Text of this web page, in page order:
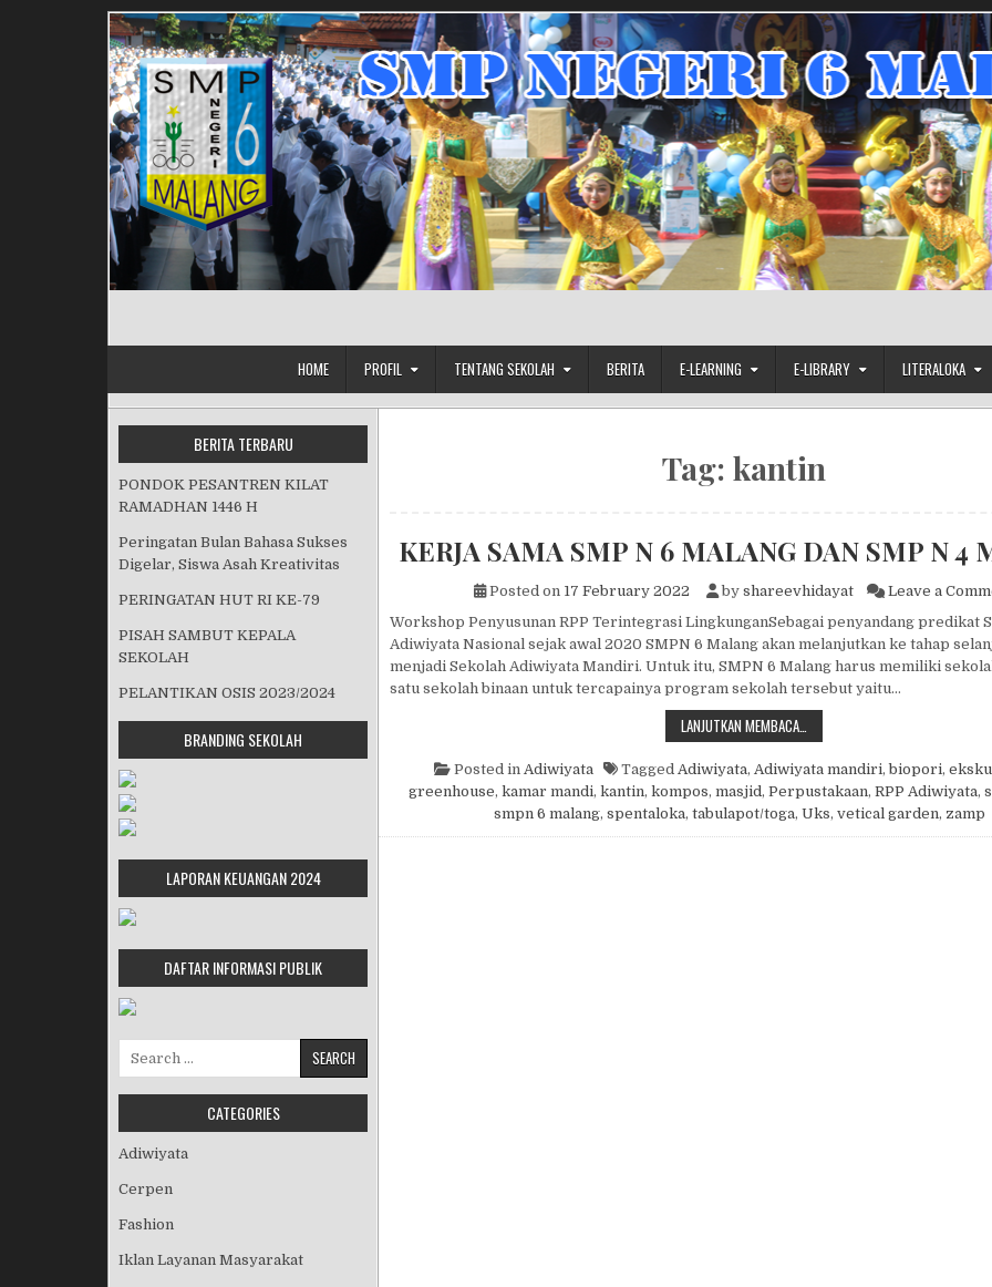
HOME PROFIL TENTANG SEKOLAH BERITA E-LEARNING E-LIBRARY LITERALOKA
Tag: kantin
KERJA SAMA SMP N 6 MALANG DAN SMP N 4
Posted on 17 February 2022 by shareevhidayat Leave a
Workshop Penyusunan RPP Terintegrasi LingkunganSebagai penyandang predikat
Adiwiyata Nasional sejak awal 2020 SMPN 6 Malang akan melanjutkan ke tahap
menjadi Sekolah Adiwiyata Mandiri. Untuk itu, SMPN 6 Malang harus memiliki
satu sekolah binaan untuk tercapainya program sekolah tersebut yaitu…
LANJUTKAN MEMBACA…
Posted in Adiwiyata Tagged Adiwiyata, Adiwiyata mandiri,biopori,
greenhouse, kamar mandi, kantin, kompos, masjid, Perpustakaan, RPP Adiwiyata,
smpn 6 malang, spentaloka, tabulapot/toga, Uks, vetical garden, zamp
BERITA TERBARU
PONDOK PESANTREN KILAT
RAMADHAN 1446 H
Peringatan Bulan Bahasa Sukses
Digelar, Siswa Asah Kreativitas
PERINGATAN HUT RI KE-79
PISAH SAMBUT KEPALA
SEKOLAH
PELANTIKAN OSIS 2023/2024
BRANDING SEKOLAH
LAPORAN KEUANGAN 2024
DAFTAR INFORMASI PUBLIK
Search for:
CATEGORIES
Adiwiyata
Cerpen
Fashion
Iklan Layanan Masyarakat